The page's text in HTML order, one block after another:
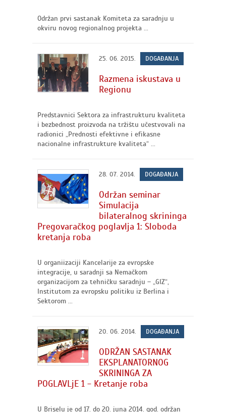
Održan prvi sastanak Komiteta za saradnju u
okviru novog regionalnog projekta ...
25. 06. 2015. DOGAĐANJA
Razmena iskustava u
Regionu
Predstavnici Sektora za infrastrukturu kvaliteta
i bezbednost proizvoda na tržištu učestvovali na
radionici „Prednosti efektivne i efikasne
nacionalne infrastrukture kvaliteta“ ...
28. 07. 2014. DOGAĐANJA
Održan seminar
Simulacija
bilateralnog skrininga
Pregovaračkog poglavlja 1: Sloboda
kretanja roba
U organiizaciji Kancelarije za evropske
integracije, u saradnji sa Nemačkom
organizacijom za tehničku saradnju – „GIZ“,
Institutom za evropsku politiku iz Berlina i
Sektorom ...
20. 06. 2014. DOGAĐANJA
ODRŽAN SASTANAK
EKSPLANATORNOG
SKRININGA ZA
POGLAVLjE 1 - Kretanje roba
U Briselu je od 17. do 20. juna 2014. god. održan